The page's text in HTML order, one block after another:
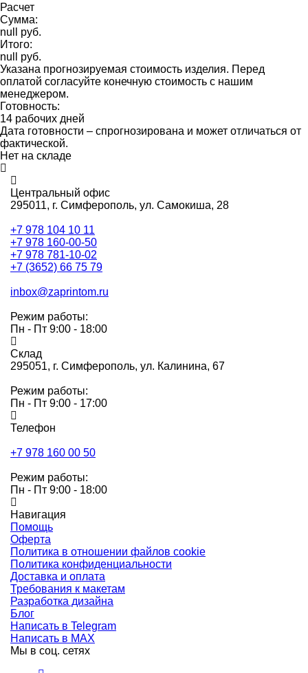
Расчет
Сумма:
null руб.
Итого:
null руб.
Указана прогнозируемая стоимость изделия. Перед
оплатой согласуйте конечную стоимость с нашим
менеджером.
Готовность:
14 рабочих дней
Дата готовности – спрогнозирована и может отличаться от
фактической.
Нет на складе
Центральный офис
295011, г. Симферополь, ул. Самокиша, 28
+7 978 104 10 11
+7 978 160-00-50
+7 978 781-10-02
+7 (3652) 66 75 79
inbox@zaprintom.ru
Режим работы:
Пн - Пт 9:00 - 18:00
Склад
295051, г. Симферополь, ул. Калинина, 67
Режим работы:
Пн - Пт 9:00 - 17:00
Телефон
+7 978 160 00 50
Режим работы:
Пн - Пт 9:00 - 18:00
Навигация
Помощь
Оферта
Политика в отношении файлов cookie
Политика конфиденциальности
Доставка и оплата
Требования к макетам
Разработка дизайна
Блог
Написать в Telegram
Написать в MAX
Мы в соц. сетях